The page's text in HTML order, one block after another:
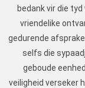
bedank vir die
vriendelike
gedurende
selfs die
geboude
veiligheid verseker